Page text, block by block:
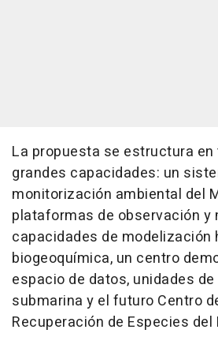
La propuesta se estructura
grandes capacidades: un
monitorización ambiental del
plataformas de observación y
capacidades de modelización
biogeoquímica, un centro
espacio de datos, unidades
submarina y el futuro Centro
Recuperación de Especies del